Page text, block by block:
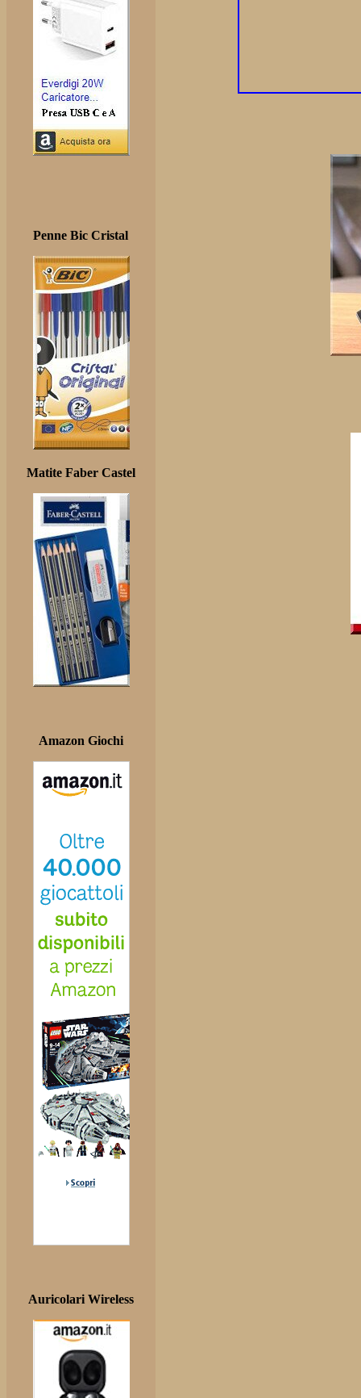
Penne Bic Cristal
Matite Faber Castel
Amazon Giochi
Auricolari Wireless